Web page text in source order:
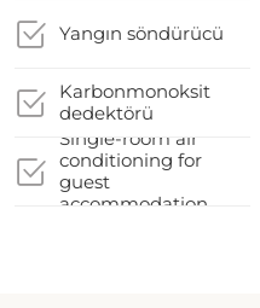
Yangın söndürücü
Karbonmonoksit
dedektörü
Single-room air
conditioning for
guest
accommodation